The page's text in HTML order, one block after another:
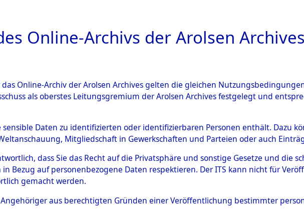
ARCHIVALE ÜBERSICHT BILD
und Identifizierung der im
ermordeten Häftlinge aus deutschen
Exhumierung und
von Neukoppel/
Online-Archivs der Arolsen Archives
Online-Archiv der Arolsen Archives gelten die gleichen
als oberstes Leitungsgremium der Arolsen Archives festgelegt und
sensible Daten zu identifizierten oder identifizierbaren Personen enthält. Dazu
Mitgliedschaft in Gewerkschaften und Parteien oder auch
dass Sie das Recht auf die Privatsphäre und sonstige Gesetze und die
Bezug auf personenbezogene Daten respektieren. Der ITS kann nicht für
gemacht werden.
Angehöriger aus berechtigten Gründen einer Veröffentlichung bestimmter